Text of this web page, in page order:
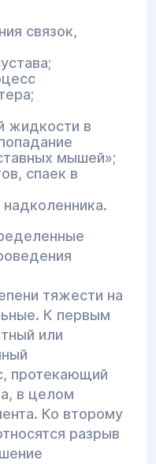
связок,
жидкости в
мышей»;
спаек в
тяжести на
К первым
или
протекающий
в целом
Ко второму
разрыв